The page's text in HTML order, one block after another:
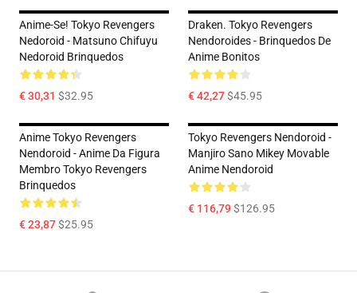
Anime-Se! Tokyo Revengers
Nedoroid - Matsuno Chifuyu
Nedoroid Brinquedos
€ 30,31 $32.95
Draken. Tokyo Revengers
Nendoroides - Brinquedos De
Anime Bonitos
€ 42,27$45.95
Anime Tokyo Revengers
Nendoroid - Anime Da Figura
Membro Tokyo Revengers
Brinquedos
€ 23,87$25.95
Tokyo Revengers Nendoroid -
Manjiro Sano Mikey Movable
Anime Nendoroid
€ 116,79$126.95